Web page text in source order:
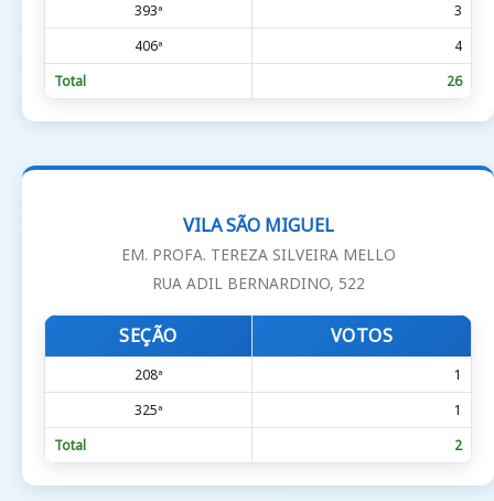
393ª
3
406ª
4
Total
26
VILA SÃO MIGUEL
EM. PROFA. TEREZA SILVEIRA MELLO
RUA ADIL BERNARDINO, 522
SEÇÃO VOTOS
208ª
1
325ª
1
Total
2